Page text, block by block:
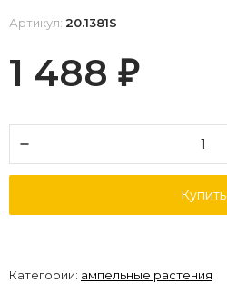
Артикул: 20.1381S
1 488 ₽
Купить
Категории: ампельные растения